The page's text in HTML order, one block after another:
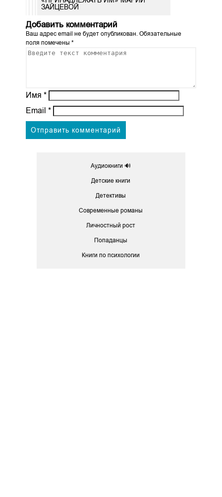
ЗАЙЦЕВОЙ
Добавить комментарий
Ваш адрес email не будет опубликован.Обязательные
поля помечены *
Имя *
Email *
Аудиокниги 🔊
Детские книги
Детективы
Современные романы
Личностный рост
Попаданцы
Книги по психологии